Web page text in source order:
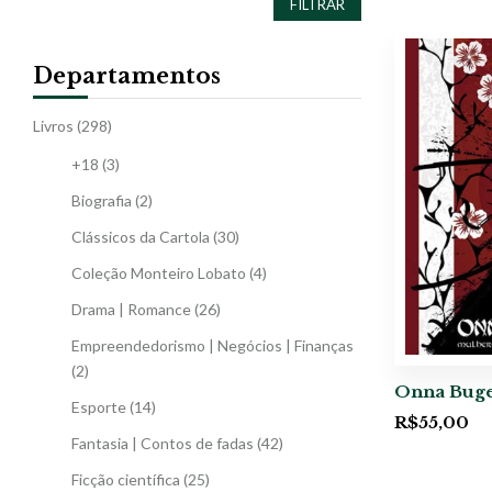
FILTRAR
Departamentos
Livros (298)
+18 (3)
Biografia (2)
Clássicos da Cartola (30)
Coleção Monteiro Lobato (4)
Drama | Romance(26)
Empreendedorismo | Negócios | Finanças
(2)
Esporte(14)
Fantasia | Contos de fadas (42)
Ficção científica (25)
Onna
R$55,00